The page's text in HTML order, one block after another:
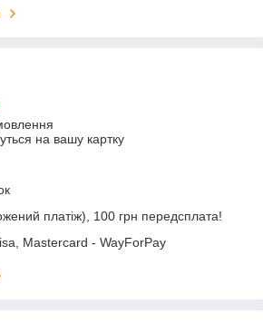
на вашу картку
платіж), 100 грн передсплата!
Mastercard - WayForPay